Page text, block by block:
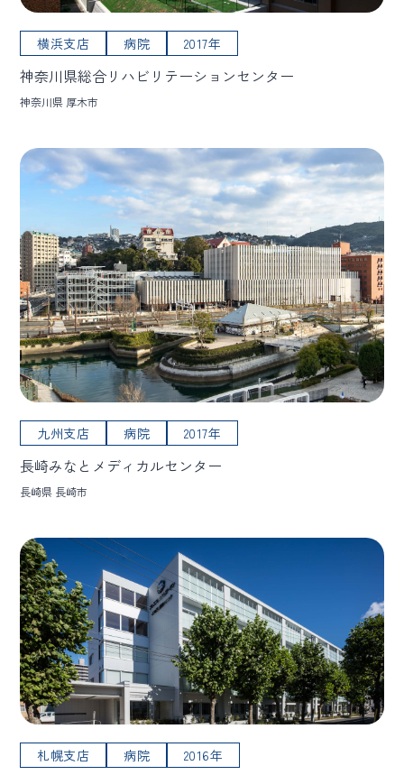
横浜支店 病院 2017年
神奈川県総合リハビリテーションセンター
神奈川県 厚木市
九州支店 病院 2017年
長崎みなとメディカルセンター
長崎県 長崎市
札幌支店 病院 2016年